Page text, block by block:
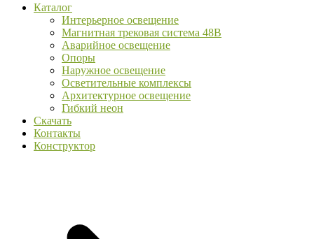
Каталог
Интерьерное освещение
Магнитная трековая система 48В
Аварийное освещение
Опоры
Наружное освещение
Осветительные комплексы
Архитектурное освещение
Гибкий неон
Скачать
Контакты
Конструктор